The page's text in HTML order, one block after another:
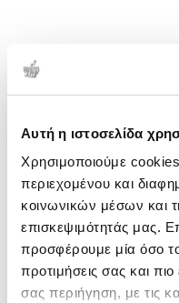
Αυτή η ιστοσελίδα
Χρησιμοποιούμε
περιεχομένου και
κοινωνικών μέσων και
επισκεψιμότητάς μας.
προσφέρουμε μία όσο το
προτιμήσεις σας και
σας περιήγηση, με τις